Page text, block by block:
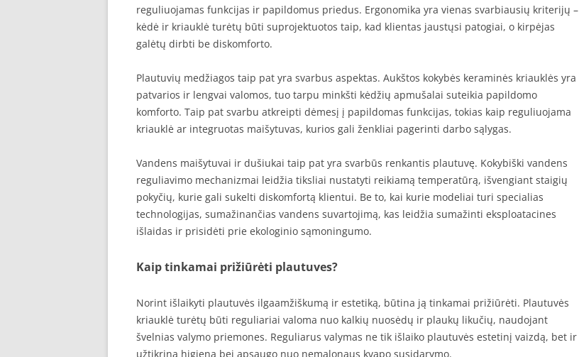
reguliuojamas funkcijas ir papildomus priedus. Ergonomika yra vienas svarbiausių kriterijų –
kėdė ir kriauklė turėtų būti suprojektuotos taip, kad klientas jaustųsi patogiai, o kirpėjas
galėtų dirbti be diskomforto.
Plautuvių medžiagos taip pat yra svarbus aspektas. Aukštos kokybės keraminės kriauklės yra
patvarios ir lengvai valomos, tuo tarpu minkšti kėdžių apmušalai suteikia papildomo
komforto. Taip pat svarbu atkreipti dėmesį į papildomas funkcijas, tokias kaip reguliuojama
kriauklė ar integruotas maišytuvas, kurios gali ženkliai pagerinti darbo sąlygas.
Vandens maišytuvai ir dušiukai taip pat yra svarbūs renkantis plautuvę. Kokybiški vandens
reguliavimo mechanizmai leidžia tiksliai nustatyti reikiamą temperatūrą, išvengiant staigių
pokyčių, kurie gali sukelti diskomfortą klientui. Be to, kai kurie modeliai turi specialias
technologijas, sumažinančias vandens suvartojimą, kas leidžia sumažinti eksploatacines
išlaidas ir prisidėti prie ekologinio sąmoningumo.
Kaip tinkamai prižiūrėti plautuves?
Norint išlaikyti plautuvės ilgaamžiškumą ir estetiką, būtina ją tinkamai prižiūrėti. Plautuvės
kriauklė turėtų būti reguliariai valoma nuo kalkių nuosėdų ir plaukų likučių, naudojant
švelnias valymo priemones. Reguliarus valymas ne tik išlaiko plautuvės estetinį vaizdą, bet ir
užtikrina higieną bei apsaugo nuo nemalonaus kvapo susidarymo.